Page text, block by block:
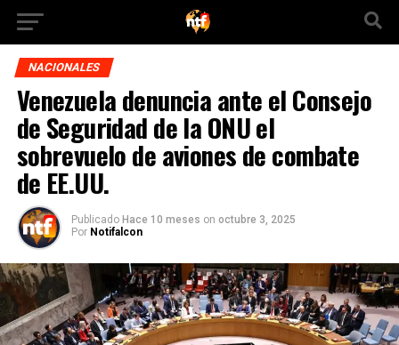
NACIONALES
Venezuela denuncia ante el Consejo
de Seguridad de la ONU el
sobrevuelo de aviones de combate
de EE.UU.
Publicado Hace 10 meses on octubre 3, 2025
Por Notifalcon